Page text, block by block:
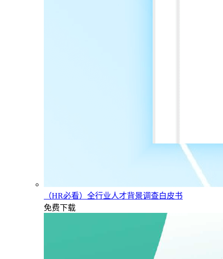
（HR必看）全行业人才背景调查白皮书
免费下载